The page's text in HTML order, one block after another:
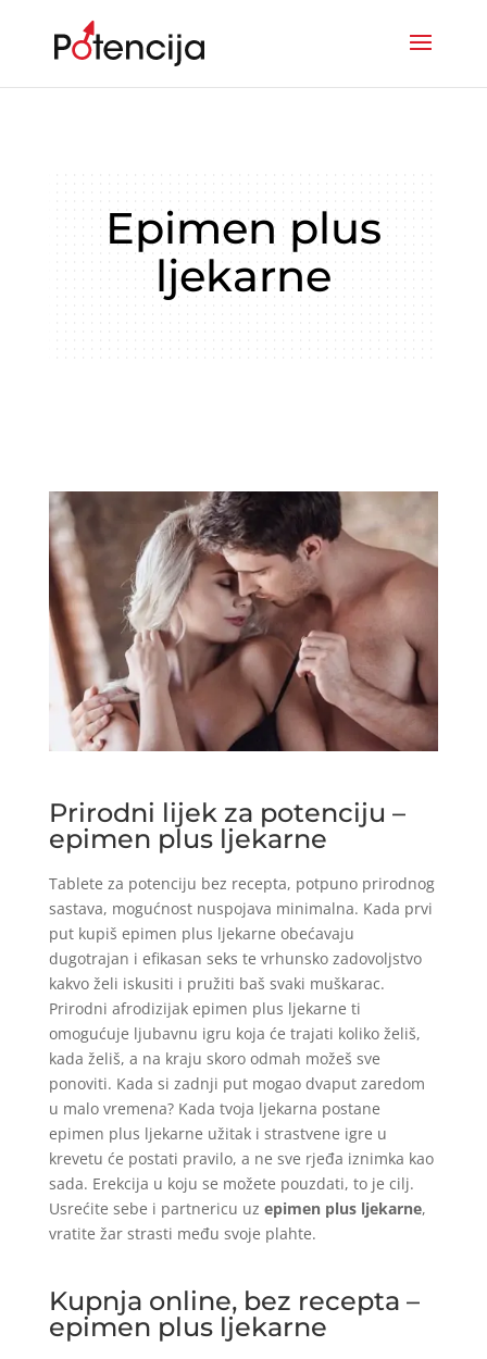
Epimen plus
ljekarne
Prirodni lijek za potenciju –
epimen plus ljekarne
Tablete za potenciju bez recepta, potpuno prirodnog
sastava, mogućnost nuspojava minimalna. Kada prvi
put kupiš epimen plus ljekarne obećavaju
dugotrajan i efikasan seks te vrhunsko zadovoljstvo
kakvo želi iskusiti i pružiti baš svaki muškarac.
Prirodni afrodizijak epimen plus ljekarne ti
omogućuje ljubavnu igru koja će trajati koliko želiš,
kada želiš, a na kraju skoro odmah možeš sve
ponoviti. Kada si zadnji put mogao dvaput zaredom
u malo vremena? Kada tvoja ljekarna postane
epimen plus ljekarne užitak i strastvene igre u
krevetu će postati pravilo, a ne sve rjeđa iznimka kao
sada. Erekcija u koju se možete pouzdati, to je cilj.
Usrećite sebe i partnericu uz epimen plus ljekarne,
vratite žar strasti među svoje plahte.
Kupnja online, bez recepta –
epimen plus ljekarne